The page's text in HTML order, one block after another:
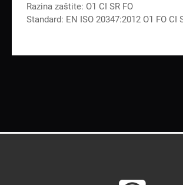
Razina zaštite: O1 CI SR FO
Standard: EN ISO 20347:2012 O1 FO CI